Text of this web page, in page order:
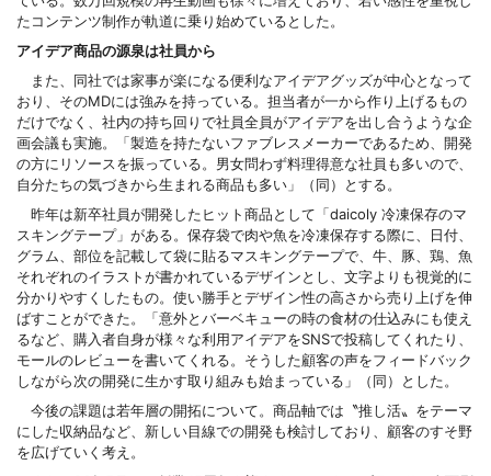
たコンテンツ制作が軌道に乗り始めているとした。
アイデア商品の源泉は社員から
また、同社では家事が楽になる便利なアイデアグッズが中心となって
おり、そのMDには強みを持っている。担当者が一から作り上げるもの
だけでなく、社内の持ち回りで社員全員がアイデアを出し合うような企
画会議も実施。「製造を持たないファブレスメーカーであるため、開発
の方にリソースを振っている。男女問わず料理得意な社員も多いので、
自分たちの気づきから生まれる商品も多い」（同）とする。
昨年は新卒社員が開発したヒット商品として「daicoly 冷凍保存のマ
スキングテープ」がある。保存袋で肉や魚を冷凍保存する際に、日付、
グラム、部位を記載して袋に貼るマスキングテープで、牛、豚、鶏、魚
それぞれのイラストが書かれているデザインとし、文字よりも視覚的に
分かりやすくしたもの。使い勝手とデザイン性の高さから売り上げを伸
ばすことができた。「意外とバーベキューの時の食材の仕込みにも使え
るなど、購入者自身が様々な利用アイデアをSNSで投稿してくれたり、
モールのレビューを書いてくれる。そうした顧客の声をフィードバック
しながら次の開発に生かす取り組みも始まっている」（同）とした。
今後の課題は若年層の開拓について。商品軸では〝推し活〟をテーマ
にした収納品など、新しい目線での開発も検討しており、顧客のすそ野
を広げていく考え。